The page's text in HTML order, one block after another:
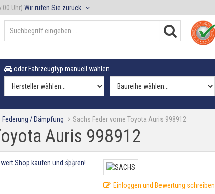
Uhr) Wir rufen Sie zurück
oder Fahrzeugtyp manuell wählen
Federung / Dämpfung Sachs Feder vorne Toyota Auris 998912
Auris 998912
Einloggen und Bewertung schreiben